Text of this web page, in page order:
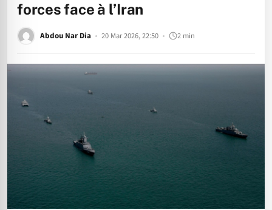
forces face à l’Iran
Abdou Nar Dia 20 Mar 2026, 22:50 2 min